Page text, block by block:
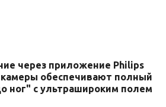
через приложение Philips
камеры обеспечивают полный
ног" с ультрашироким полем